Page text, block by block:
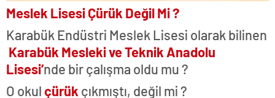
Meslek Lisesi Çürük Değil Mi ?
Karabük Endüstri Meslek Lisesi olarak bilinen
Karabük Mesleki ve Teknik Anadolu
Lisesi’nde bir çalışma oldu mu ?
O okulçürük çıkmıştı, değil mi ?